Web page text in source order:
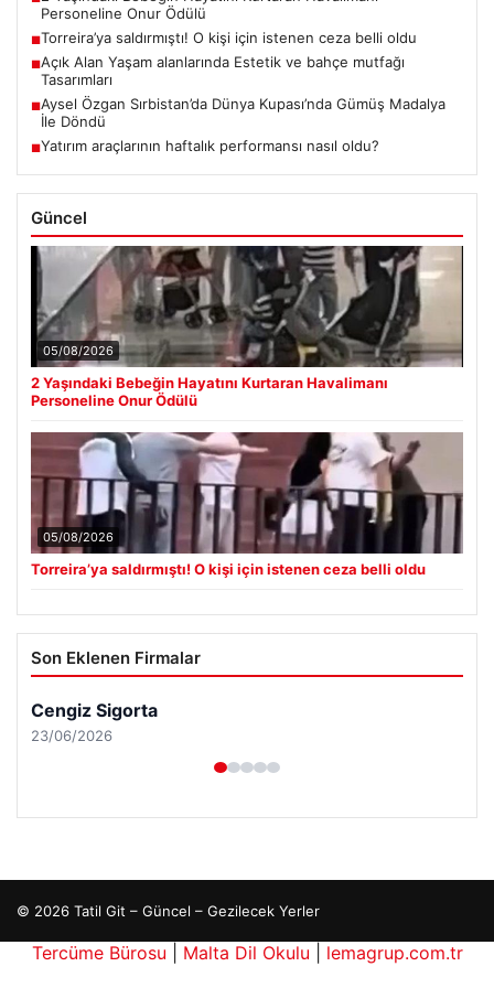
Personeline Onur Ödülü
■Torreira’ya saldırmıştı! O kişi için istenen ceza belli oldu
■Açık Alan Yaşam alanlarında Estetik ve bahçe mutfağı
Tasarımları
■Aysel Özgan Sırbistan’da Dünya Kupası’nda Gümüş Madalya
İle Döndü
■Yatırım araçlarının haftalık performansı nasıl oldu?
Güncel
05/08/2026
2 Yaşındaki Bebeğin Hayatını Kurtaran Havalimanı
Personeline Onur Ödülü
05/08/2026
Torreira’ya saldırmıştı! O kişi için istenen ceza belli oldu
Son Eklenen Firmalar